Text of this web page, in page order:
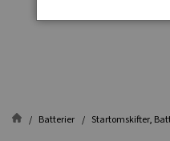
Batterier Startomskifter,